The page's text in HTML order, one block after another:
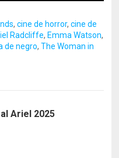
,cine de horror,cine de
Radcliffe, Emma Watson,
de negro,The Woman in
Ariel 2025